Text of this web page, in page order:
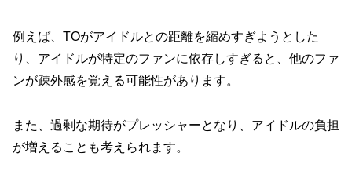
例えば、TOがアイドルとの距離を縮めすぎようとした
り、アイドルが特定のファンに依存しすぎると、他のファ
ンが疎外感を覚える可能性があります。
また、過剰な期待がプレッシャーとなり、アイドルの負担
が増えることも考えられます。